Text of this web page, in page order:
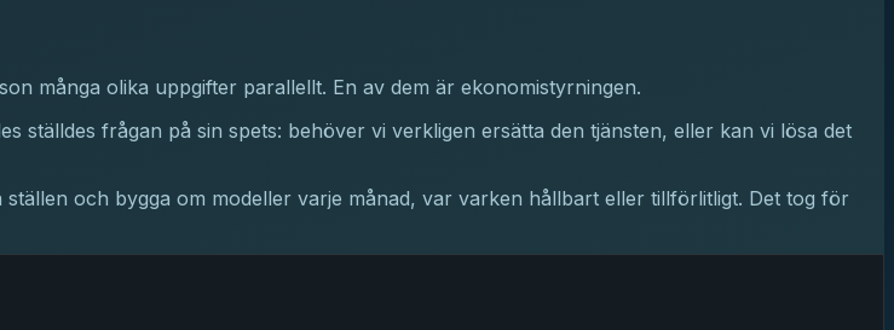
många olika uppgifter parallellt. En av dem är ekonomistyrningen.
ställdes frågan på sin spets: behöver vi verkligen ersätta den tjänsten, eller kan vi lösa det
och bygga om modeller varje månad, var varken hållbart eller tillförlitligt. Det tog för